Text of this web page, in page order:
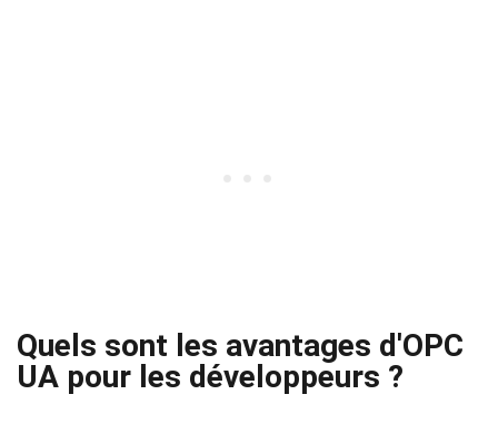
Quels sont les avantages d'OPC
UA pour les développeurs ?